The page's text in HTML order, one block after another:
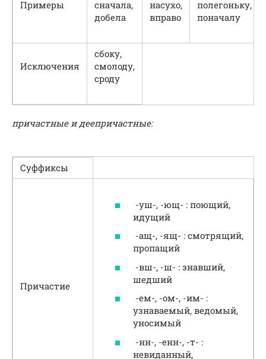
Примеры
сначала,
добела
насухо,
вправо
полегоньку,
поначалу
Исключения
сбоку,
смолоду,
сроду
причастные и деепричастные:
Суффиксы
Причастие
-уш-, -ющ- : поющий,
идущий
-ащ-, -ящ- : смотрящий,
пропащий
-вш-, -ш- : знавший,
шедший
-ем-, -ом-, -им- :
узнаваемый, ведомый,
уносимый
-нн-, -енн-, -т- :
невиданный,